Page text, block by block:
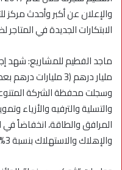
والإعلان عن أكبر وأحدث مركز
الابتكارات الجديدة في
مليار درهم (3
وسجلت محفظة الشركة
والتسلية والترفيه والأزياء
المرافق والطاقة، انخفاضاً في
والإهلاك والاستهلاك بنسبة 3% إلى 258 مليون درهم